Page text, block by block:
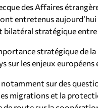
des Affaires
entretenus
stratégique entre
stratégique de
sur les enjeux
sur des
migrations et la